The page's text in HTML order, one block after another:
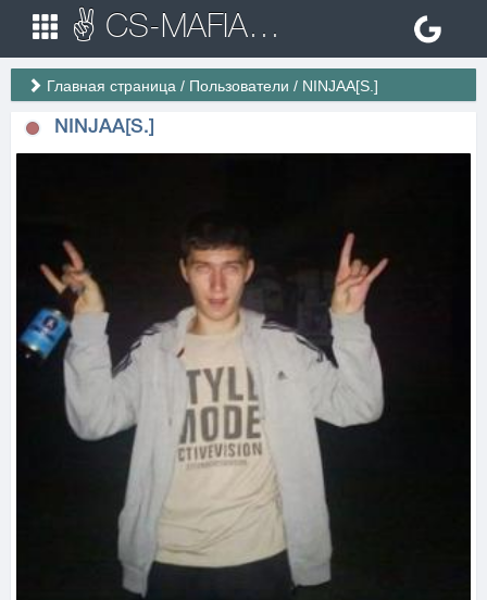
✌ CS-MAFIA.RU ✌ Игровые сервера Counter Strike 1.6
Главная страница / Пользователи / NINJAA[S.]
NINJAA[S.]